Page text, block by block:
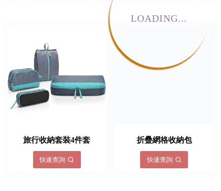
LOADING...
旅行收納套裝4件套
快速查詢
折疊網格收納包
快速查詢